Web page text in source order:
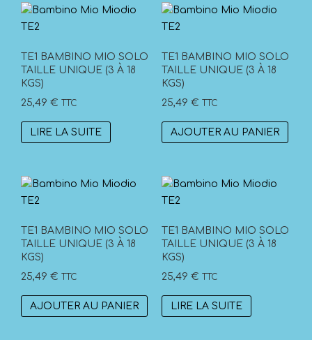
TE1 BAMBINO MIO SOLO
TAILLE UNIQUE (3 À 18
KGS)
25,49 € TTC
LIRE LA SUITE
TE1 BAMBINO MIO SOLO
TAILLE UNIQUE (3 À 18
KGS)
25,49 € TTC
AJOUTER AU PANIER
TE1 BAMBINO MIO SOLO
TAILLE UNIQUE (3 À 18
KGS)
25,49 € TTC
AJOUTER AU PANIER
TE1 BAMBINO MIO SOLO
TAILLE UNIQUE (3 À 18
KGS)
25,49 € TTC
LIRE LA SUITE